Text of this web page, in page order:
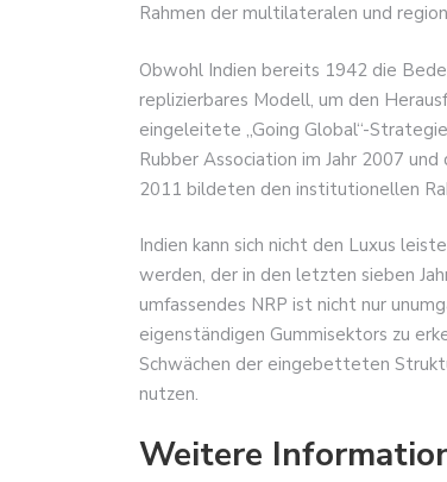
Rahmen der multilateralen und
Obwohl Indien bereits 1942 die
replizierbares Modell, um den
eingeleitete „Going Global“-
Rubber Association im Jahr 2007
2011 bildeten den institutionellen
Indien kann sich nicht den Luxus
werden, der in den letzten sieben
umfassendes NRP ist nicht nur
eigenständigen Gummisektors zu
Schwächen der eingebetteten
nutzen.
Weitere